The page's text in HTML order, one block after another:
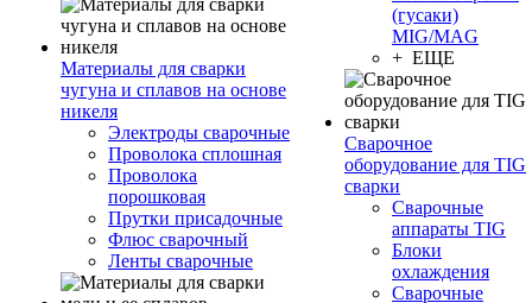
Материалы для сварки
чугуна и сплавов на основе
никеля
Электроды сварочные
Проволока сплошная
Проволока
порошковая
Прутки присадочные
Флюс сварочный
Ленты сварочные
(гусаки)
MIG/MAG
+ ЕЩЕ
Сварочное
оборудование для TIG
сварки
Сварочные
аппараты TIG
Блоки
охлаждения
Сварочные